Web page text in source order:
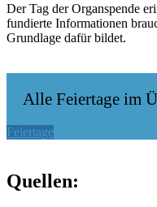
Der Tag der Organspende
fundierte Informationen
Grundlage dafür bildet.
Alle Feiertage im
Feiertage
Quellen: